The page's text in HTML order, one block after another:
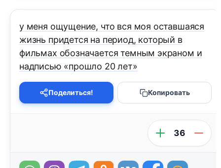
у меня ощущение, что вся моя оставшаяся
жизнь придется на период, который в
фильмах обозначается темным экраном и
надписью «прошло 20 лет»
Поделиться! Копировать
36